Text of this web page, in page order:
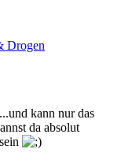
Drogen
kann nur das
da absolut